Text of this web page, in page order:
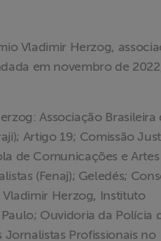
Vladimir Herzog,
em novembro de
Associação Brasileira
Artigo 19; Comissão
de Comunicações e
(Fenaj); Geledés;
Herzog, Instituto
Ouvidoria da Polícia
Profissionais no